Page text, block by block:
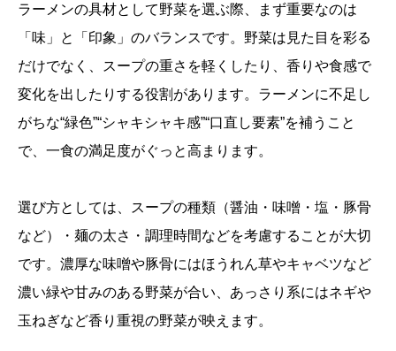
ラーメンの具材として野菜を選ぶ際、まず重要なのは
「味」と「印象」のバランスです。野菜は見た目を彩る
だけでなく、スープの重さを軽くしたり、香りや食感で
変化を出したりする役割があります。ラーメンに不足し
がちな“緑色”“シャキシャキ感”“口直し要素”を補うこと
で、一食の満足度がぐっと高まります。
選び方としては、スープの種類（醤油・味噌・塩・豚骨
など）・麺の太さ・調理時間などを考慮することが大切
です。濃厚な味噌や豚骨にはほうれん草やキャベツなど
濃い緑や甘みのある野菜が合い、あっさり系にはネギや
玉ねぎなど香り重視の野菜が映えます。